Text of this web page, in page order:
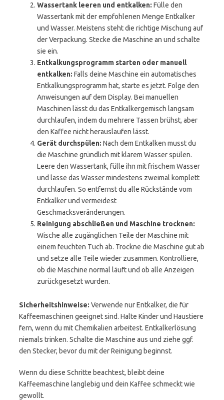
Wassertank leeren und entkalken: Fülle den
Wassertank mit der empfohlenen Menge Entkalker
und Wasser. Meistens steht die richtige Mischung auf
der Verpackung. Stecke die Maschine an und schalte
sie ein.
Entkalkungsprogramm starten oder manuell
entkalken: Falls deine Maschine ein automatisches
Entkalkungsprogramm hat, starte es jetzt. Folge den
Anweisungen auf dem Display. Bei manuellen
Maschinen lässt du das Entkalkergemisch langsam
durchlaufen, indem du mehrere Tassen brühst, aber
den Kaffee nicht herauslaufen lässt.
Gerät durchspülen: Nach dem Entkalken musst du
die Maschine gründlich mit klarem Wasser spülen.
Leere den Wassertank, fülle ihn mit frischem Wasser
und lasse das Wasser mindestens zweimal komplett
durchlaufen. So entfernst du alle Rückstände vom
Entkalker und vermeidest
Geschmacksveränderungen.
Reinigung abschließen und Maschine trocknen:
Wische alle zugänglichen Teile der Maschine mit
einem feuchten Tuch ab. Trockne die Maschine gut ab
und setze alle Teile wieder zusammen. Kontrolliere,
ob die Maschine normal läuft und ob alle Anzeigen
zurückgesetzt wurden.
Sicherheitshinweise: Verwende nur Entkalker, die für
Kaffeemaschinen geeignet sind. Halte Kinder und Haustiere
fern, wenn du mit Chemikalien arbeitest. Entkalkerlösung
niemals trinken. Schalte die Maschine aus und ziehe ggf.
den Stecker, bevor du mit der Reinigung beginnst.
Wenn du diese Schritte beachtest, bleibt deine
Kaffeemaschine langlebig und dein Kaffee schmeckt wie
gewollt.